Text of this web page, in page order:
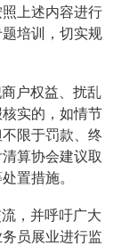
上述内容进行
培训，切实规
户权益、扰乱
实的，如情节
限于罚款、终
算协会建议取
置措施。
，并呼吁广大
员展业进行监